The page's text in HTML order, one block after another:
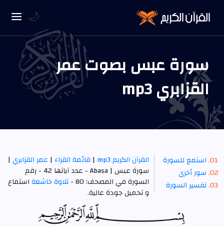
سورة عبس بصوت عمر
القزابري mp3
استمع للسورة
سور أخرى
تفسير السورة
القرآن الكريم mp3 | قائمة القراء| عمر القزابري|
سورة عبس | Abasa - عدد آياتها 42 - رقم
السورة في المصحف: 80 -
تلاوة خاشعةاستماع
و تحميل جودة عالية.
🌙